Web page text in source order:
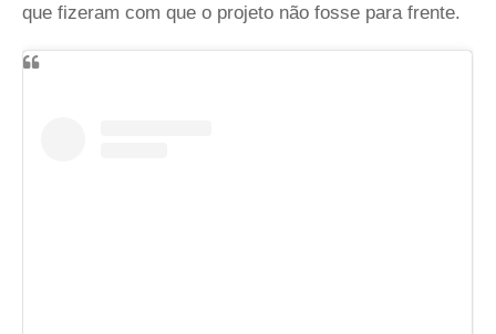
que fizeram com que o projeto não fosse para frente.